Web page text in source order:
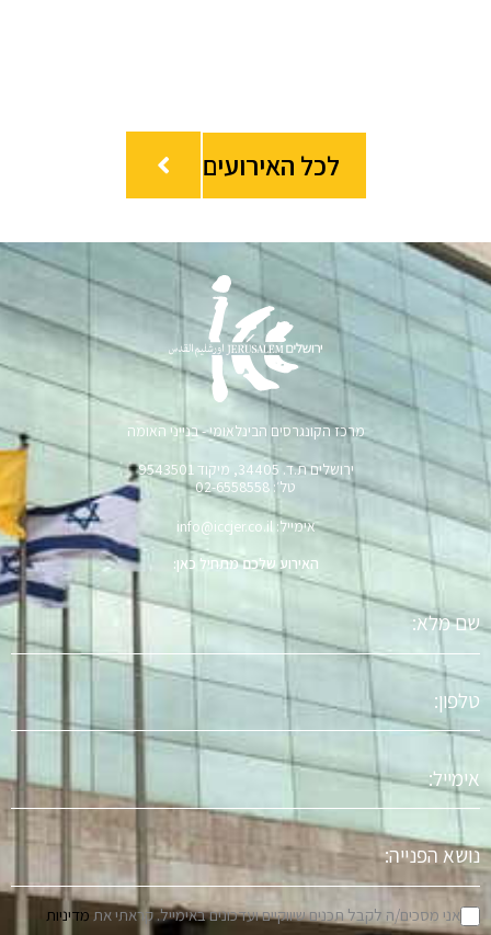
לכל האירועים
מרכז הקונגרסים הבינלאומי - בנייני האומה
ירושלים ת.ד. 34405, מיקוד 9543501
טל׳: 02-6558558
אימייל: info@iccjer.co.il
האירוע שלכם מתחיל כאן:
מלא
טלפון
אימייל
נושא
הפניה
אני מסכים/ה לקבל תכנים שיווקיים ועדכונים באימייל. קראתי את מדיניות